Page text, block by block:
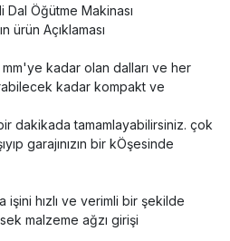
Öğütme Makinası
ürün Açıklaması
mm'ye kadar olan dalları ve her
kadar kompakt ve
dakikada tamamlayabilirsiniz. çok
garajınızın bir kÖşesinde
işini hızlı ve verimli bir şekilde
malzeme ağzı girişi